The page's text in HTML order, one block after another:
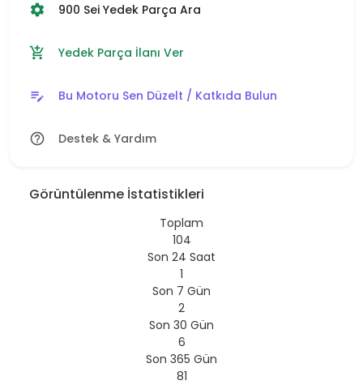
settings 900 Sei Yedek Parça Ara
add_shopping_cart Yedek Parça İlanı Ver
edit_note Bu Motoru Sen Düzelt / Katkıda Bulun
help_outline Destek & Yardım
Görüntülenme İstatistikleri
Toplam
104
Son 24 Saat
1
Son 7 Gün
2
Son 30 Gün
6
Son 365 Gün
81